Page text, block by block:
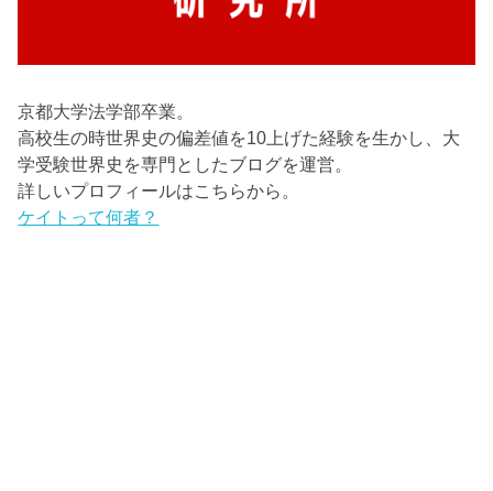
京都大学法学部卒業。
高校生の時世界史の偏差値を10上げた経験を生かし、大
学受験世界史を専門としたブログを運営。
詳しいプロフィールはこちらから。
ケイトって何者？